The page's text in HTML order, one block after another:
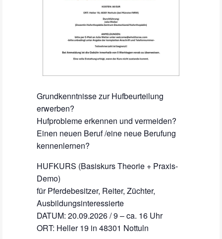
Grundkenntnisse zur Hufbeurteilung
erwerben?
Hufprobleme erkennen und vermeiden?
Einen neuen Beruf /eine neue Berufung
kennenlernen?
HUFKURS (Basiskurs Theorie + Praxis-
Demo)
für Pferdebesitzer, Reiter, Züchter,
Ausbildungsinteressierte
DATUM: 20.09.2026 / 9 – ca. 16 Uhr
ORT: Heller 19 in 48301 Nottuln